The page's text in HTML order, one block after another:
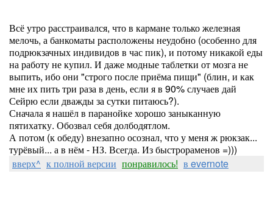
Всё утро расстраивался, что в кармане только железная
мелочь, а банкоматы расположены неудобно (особенно для
подрюкзачных индивидов в час пик), и потому никакой еды
на работу не купил. И даже модные таблетки от мозга не
выпить, ибо они "строго после приёма пищи" (блин, и как
мне их пить три раза в день, если я в 90% случаев дай
Сейрю если дважды за сутки питаюсь?).
Сначала я нашёл в паранойке хорошо заныканную
пятихатку. Обозвал себя долбодятлом.
А потом (к обеду) внезапно осознал, что у меня ж рюкзак...
турёвый... а в нём - НЗ. Всегда. Из быстрораменов =)))
вверх^ к полной версии понравилось! в evernote